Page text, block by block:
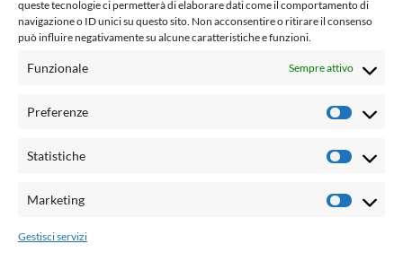
queste tecnologie ci permetterà di elaborare dati come il comportamento di
navigazione o ID unici su questo sito. Non acconsentire o ritirare il consenso
può influire negativamente su alcune caratteristiche e funzioni.
Funzionale Sempre attivo
Preferenze
Statistiche
Marketing
Gestisci servizi
Questo blog non rappresenta una testata giornalistica in
quanto viene aggiornato senza alcuna periodicità. Non può
legge n° 62 del 7.03.2001. L'autore non è responsabile per
email: